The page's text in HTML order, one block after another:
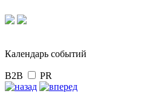
Календарь событий
B2B PR